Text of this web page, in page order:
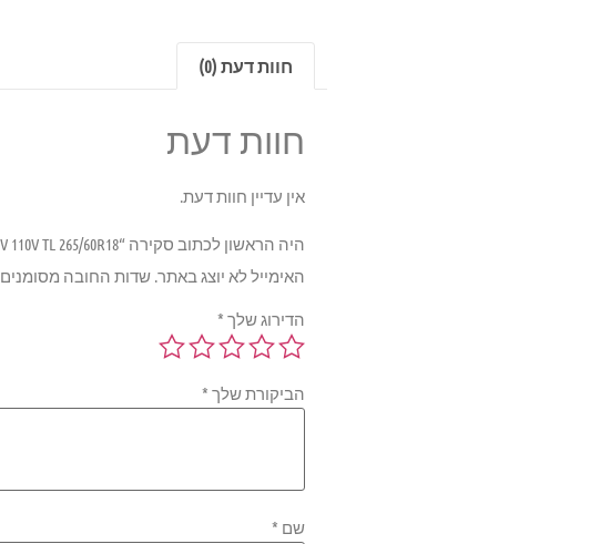
חוות דעת (0)
חוות דעת
אין עדיין חוות דעת.
היה הראשון לכתוב סקירה “LANDSAIL LS588 SUV 110V TL 265/60R18”
האימייל לא יוצג באתר. שדות החובה מסומנים
הדירוג שלך *
הביקורת שלך *
שם *